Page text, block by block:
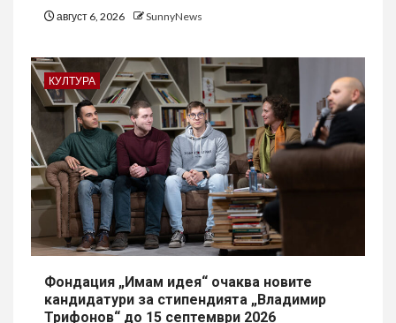
август 6, 2026 SunnyNews
КУЛТУРА
Фондация „Имам идея“ очаква новите
кандидатури за стипендията „Владимир
Трифонов“ до 15 септември 2026